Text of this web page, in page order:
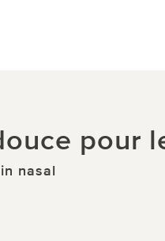
pour
nasal